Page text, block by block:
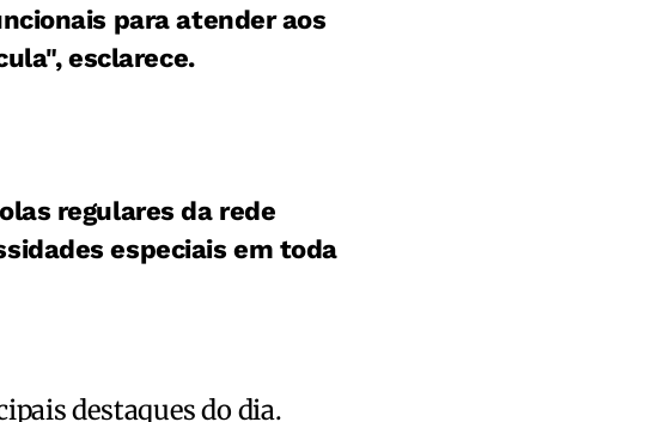
para atender aos
esclarece.
regulares da rede
especiais em toda
destaques do dia.